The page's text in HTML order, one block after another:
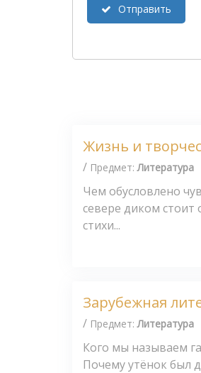
Отправить
Жизнь и
/ Предмет:Литература
Чем обусловлено
севере диком стоит
стихи...
Зарубежная
/ Предмет:Литература
Кого мы называем
Почему утёнок был